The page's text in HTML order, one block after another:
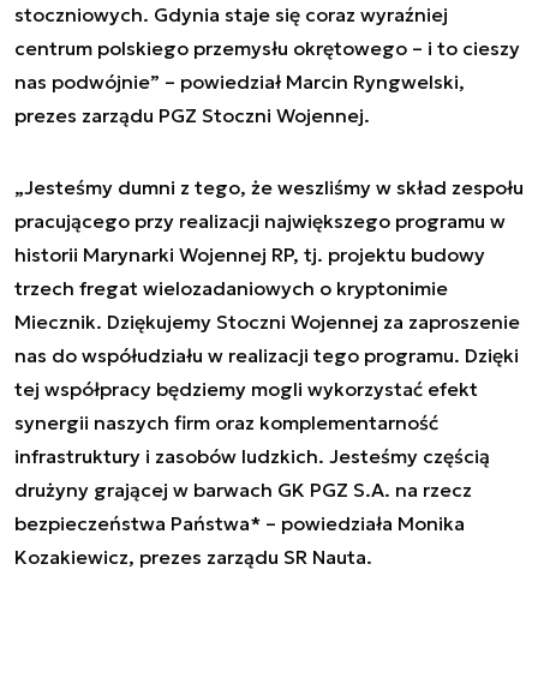
stoczniowych. Gdynia staje się coraz wyraźniej
centrum polskiego przemysłu okrętowego – i to cieszy
nas podwójnie” – powiedział Marcin Ryngwelski,
prezes zarządu PGZ Stoczni Wojennej.
„Jesteśmy dumni z tego, że weszliśmy w skład zespołu
pracującego przy realizacji największego programu w
historii Marynarki Wojennej RP, tj. projektu budowy
trzech fregat wielozadaniowych o kryptonimie
Miecznik. Dziękujemy Stoczni Wojennej za zaproszenie
nas do współudziału w realizacji tego programu. Dzięki
tej współpracy będziemy mogli wykorzystać efekt
synergii naszych firm oraz komplementarność
infrastruktury i zasobów ludzkich. Jesteśmy częścią
drużyny grającej w barwach GK PGZ S.A. na rzecz
bezpieczeństwa Państwa* – powiedziała Monika
Kozakiewicz, prezes zarządu SR Nauta.